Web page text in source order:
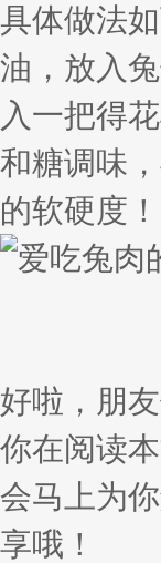
具体做法
油，放入
入一把得
和糖调味
的软硬度！
好啦，朋
你在阅读
会马上为
享哦！